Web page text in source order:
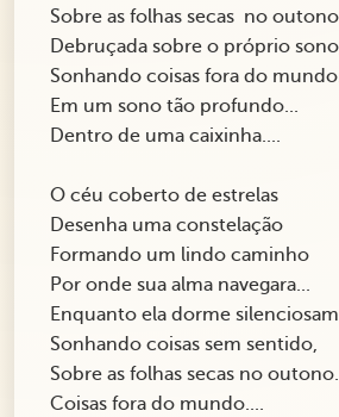
Sobre as folhas secas no
Debruçada sobre o próprio
Sonhando coisas fora do
Em um sono tão profundo...
Dentro de uma caixinha....
O céu coberto de estrelas
Desenha uma constelação
Formando um lindo caminho
Por onde sua alma navegara...
Enquanto ela dorme
Sonhando coisas sem sentido,
Sobre as folhas secas no
Coisas fora do mundo....